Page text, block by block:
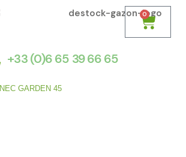
0
+33 (0)6 65 39 66 65
NEC GARDEN 45